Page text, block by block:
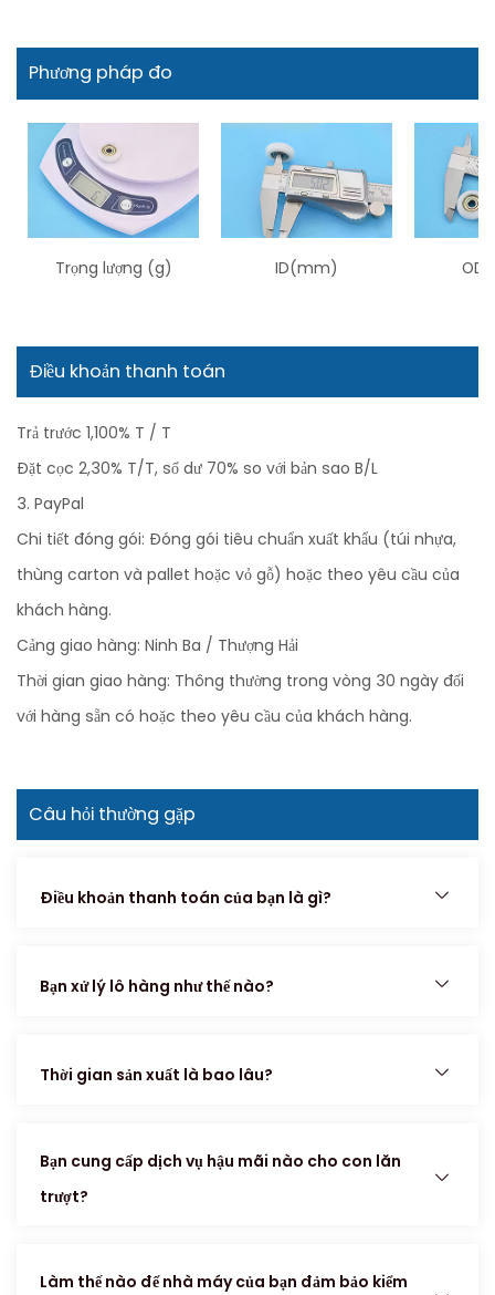
Phương pháp đo
Trọng lượng (g) ID(mm) OD
Điều khoản thanh toán
Trả trước 1,100% T / T
Đặt cọc 2,30% T/T, số dư 70% so với bản sao B/L
3. PayPal
Chi tiết đóng gói: Đóng gói tiêu chuẩn xuất khẩu (túi nhựa,
thùng carton và pallet hoặc vỏ gỗ) hoặc theo yêu cầu của
khách hàng.
Cảng giao hàng: Ninh Ba / Thượng Hải
Thời gian giao hàng: Thông thường trong vòng 30 ngày đối
với hàng sẵn có hoặc theo yêu cầu của khách hàng.
Câu hỏi thường gặp
Điều khoản thanh toán của bạn là gì?
Bạn xử lý lô hàng như thế nào?
Thời gian sản xuất là bao lâu?
Bạn cung cấp dịch vụ hậu mãi nào cho con lăn
trượt?
Làm thế nào để nhà máy của bạn đảm bảo kiểm